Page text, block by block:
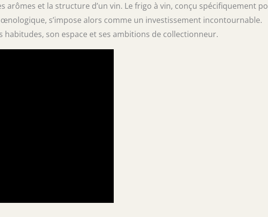
arômes et la structure d’un vin. Le frigo à vin, conçu spécifiquement
s’impose alors comme un investissement incontournable.
habitudes, son espace et ses ambitions de collectionneur.